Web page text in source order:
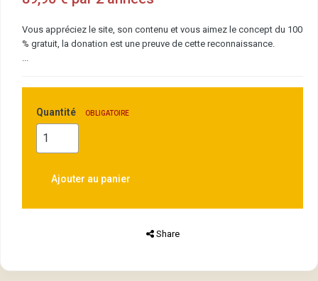
Vous appréciez le site, son contenu et vous aimez le concept du 100
% gratuit, la donation est une preuve de cette reconnaissance.
...
Quantité OBLIGATOIRE
Ajouter au panier
Share